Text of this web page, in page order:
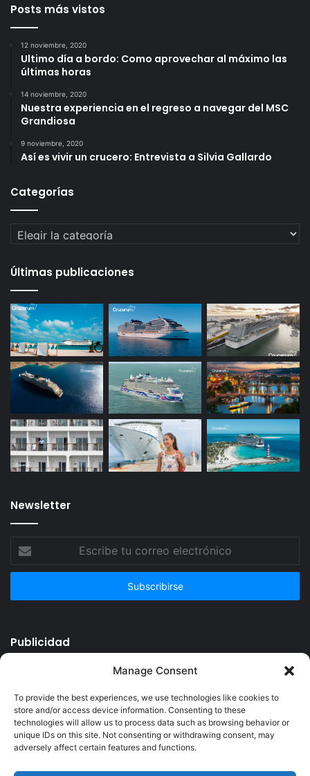
Manage Consent
To provide the best experiences, we use technologies like cookies to
store and/or access device information. Consenting to these
technologies will allow us to process data such as browsing behavior or
unique IDs on this site. Not consenting or withdrawing consent, may
adversely affect certain features and functions.
Posts más vistos
12 noviembre, 2020
Ultimo día a bordo: Como aprovechar al máximo las
últimas horas
14 noviembre, 2020
Nuestra experiencia en el regreso a navegar del MSC
Grandiosa
9 noviembre, 2020
Así es vivir un crucero: Entrevista a Silvia Gallardo
Categorías
Categorías
Últimas publicaciones
Newsletter
correo
Publicidad